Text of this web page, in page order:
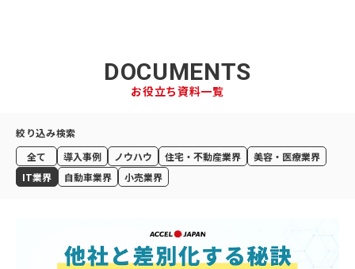
DOCUMENTS
お役立ち資料一覧
絞り込み検索
全て
導入事例 ノウハウ 住宅・不動産業界
美容・医療業界
IT業界
自動車業界 小売業界